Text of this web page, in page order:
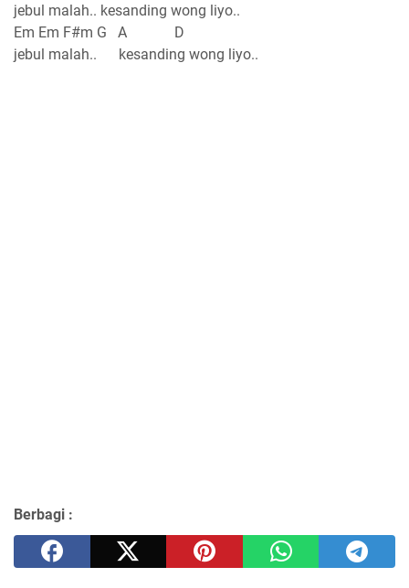
jebul malah.. kesanding wong liyo..
Em Em F#m G A D
jebul malah.. kesanding wong liyo..
Berbagi :